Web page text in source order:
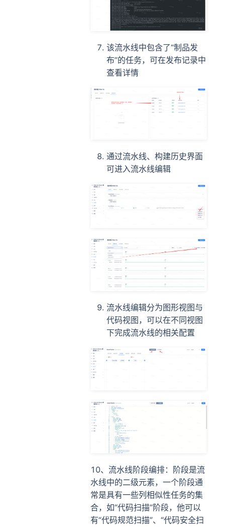
该流水线中包含了“制品发
布”的任务，可在发布记录中
查看详情
通过流水线、构建历史界面
可进入流水线编辑
流水线编辑分为图形视图与
代码视图，可以在不同视图
下完成流水线的相关配置
10、流水线阶段编排：阶段是流
水线中的二级元素，一个阶段通
常是具有一些列相似性任务的集
合，如“代码扫描”阶段，他可以
有“代码规范扫描”、“代码安全扫